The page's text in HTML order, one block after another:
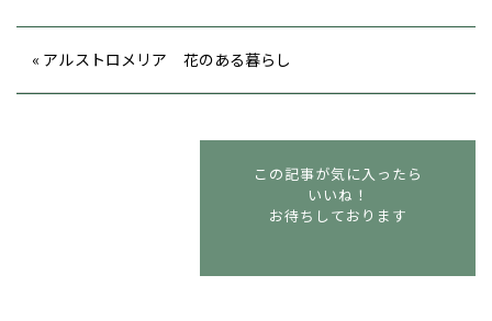
« アルストロメリア 花のある暮らし
この記事が気に入ったら
いいね！
お待ちしております